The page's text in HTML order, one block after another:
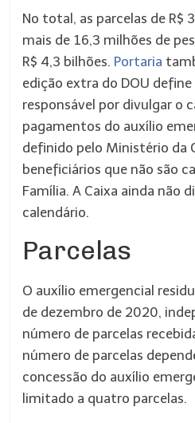
No total, as parcelas de R$
mais de 16,3 milhões de
R$ 4,3 bilhões. Portaria
edição extra do DOU define
responsável por divulgar o
pagamentos do auxílio
definido pelo Ministério da
beneficiários que não são
Família. A Caixa ainda não
calendário.
Parcelas
O auxílio emergencial
de dezembro de 2020,
número de parcelas
número de parcelas
concessão do auxílio
limitado a quatro parcelas.